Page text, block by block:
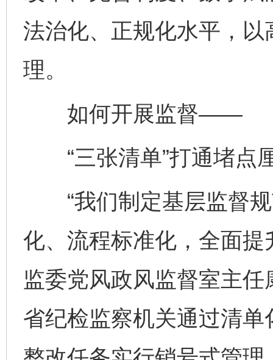
法治化、正规化水平，
理。
如何开展监督——
“三张清单”打通堵点
“我们制定基层监督规
化、流程标准化，全面提
监委党风政风监督室主
省纪检监察机关通过清